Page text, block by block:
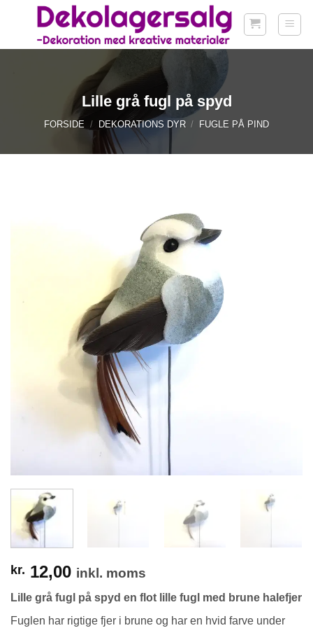
Fortsæt
Lille grå fugl på spyd
FORSIDE / DEKORATIONS DYR / FUGLE PÅ PIND
kr. 12,00 inkl. moms
Lille grå fugl på spyd en flot lille fugl med brune halefjer
Fuglen har rigtige fjer i brune og har en hvid farve under